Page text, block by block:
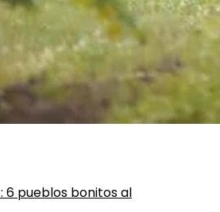
: 6 pueblos bonitos al